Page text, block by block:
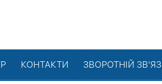
КОНТАКТИ ЗВОРОТНІЙ